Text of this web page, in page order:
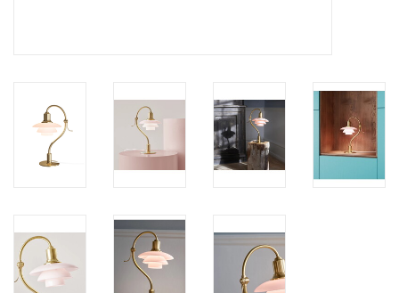
Gift cards
STORIES 故事